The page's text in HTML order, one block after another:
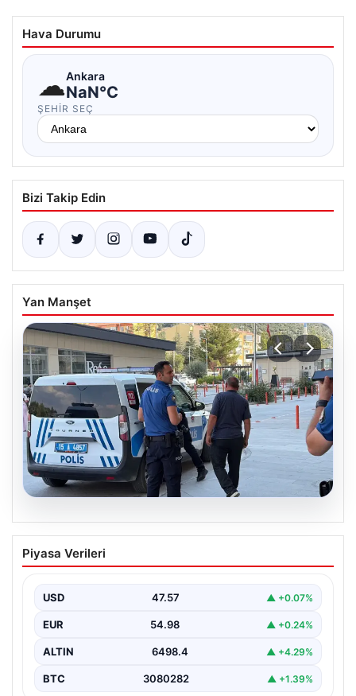
Hava Durumu
☁Ankara
NaN°C
ŞEHIR SEÇ
Bizi Takip Edin
Yan Manşet
05.08.2026
Burdur’da Park Yeri Kavgası Kanlı Çıktı:
Baba ve Oğlu Bıçakla Yaralandı
anlaşmazlık, komşular arasında kısa sürede büyüyerek
kanlı…
Piyasa Verileri
USD 47.57 ▲ +0.07%
EUR 54.98 ▲ +0.24%
ALTIN 6498.4 ▲ +4.29%
BTC 3080282 ▲ +1.39%